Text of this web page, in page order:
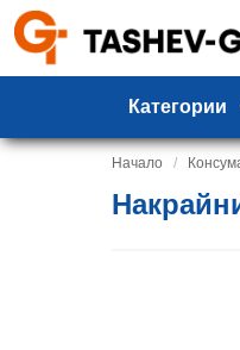
Категории
Начало